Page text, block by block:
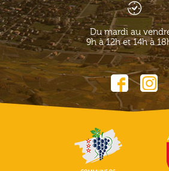
Du mardi au
9h à 12h et 14h à